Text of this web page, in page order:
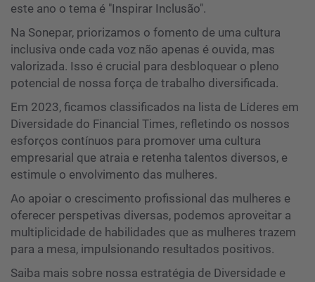
este ano o tema é "Inspirar Inclusão".
Na Sonepar, priorizamos o fomento de uma cultura
inclusiva onde cada voz não apenas é ouvida, mas
valorizada. Isso é crucial para desbloquear o pleno
potencial de nossa força de trabalho diversificada.
Em 2023, ficamos classificados na lista de Líderes em
Diversidade do Financial Times, refletindo os nossos
esforços contínuos para promover uma cultura
empresarial que atraia e retenha talentos diversos, e
estimule o envolvimento das mulheres.
Ao apoiar o crescimento profissional das mulheres e
oferecer perspetivas diversas, podemos aproveitar a
multiplicidade de habilidades que as mulheres trazem
para a mesa, impulsionando resultados positivos.
Saiba mais sobre nossa estratégia de Diversidade e